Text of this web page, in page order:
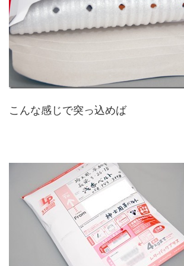
こんな感じで突っ込めば